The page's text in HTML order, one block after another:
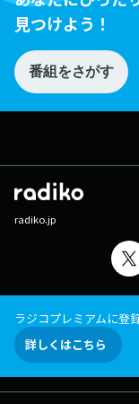
見つけよう！
番組をさがす
radiko.jp
ラジコプレミアムに登
詳しくはこちら